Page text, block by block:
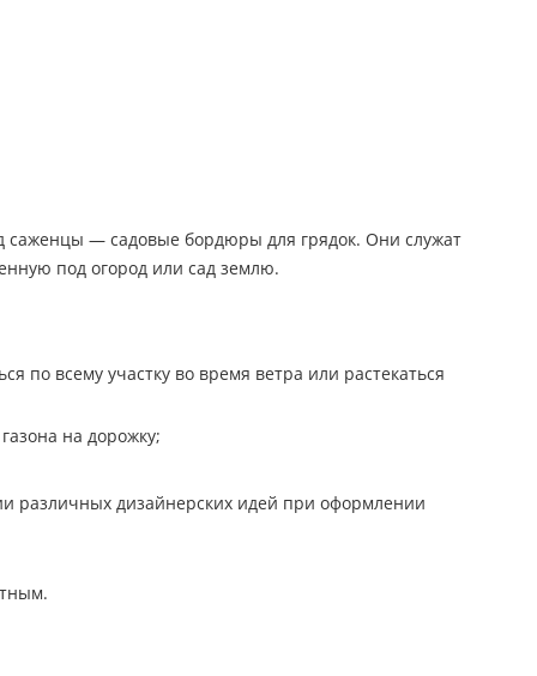
саженцы — садовые бордюры для грядок. Они служат
под огород или сад землю.
по всему участку во время ветра или растекаться
на дорожку;
различных дизайнерских идей при оформлении